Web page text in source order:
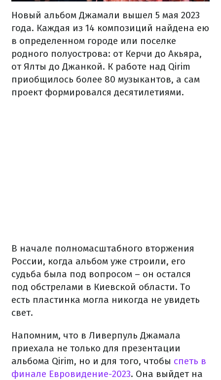
Новый альбом Джамали вышел 5 мая 2023
года. Каждая из 14 композиций найдена ею
в определенном городе или поселке
родного полуострова: от Керчи до Акьяра,
от Ялты до Джанкой. К работе над Qirim
приобщилось более 80 музыкантов, а сам
проект формировался десятилетиями.
В начале полномасштабного вторжения
России, когда альбом уже строили, его
судьба была под вопросом – он остался
под обстрелами в Киевской области. То
есть пластинка могла никогда не увидеть
свет.
Напомним, что в Ливерпуль Джамала
приехала не только для презентации
альбома Qirim, но и для того, чтобы спеть в
финале Евровидение-2023. Она выйдет на